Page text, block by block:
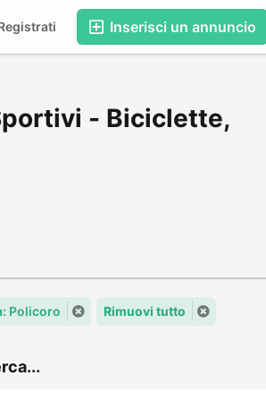
Inserisci un annuncio
- Biciclette,
Policoro Rimuovi tutto